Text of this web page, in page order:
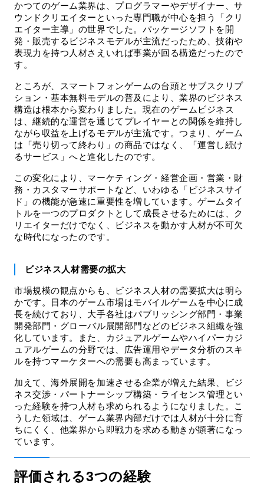
かつてのゲーム業界は、プログラマーやデザイナー、サ
ウンドクリエイターといった専門職が中心を担う「クリ
エイター主導」の世界でした。パッケージソフトを開
発・販売するビジネスモデルが主流だったため、技術や
表現力を持つ人材さえいれば事業が回る構造だったので
す。
ところが、スマートフォンゲームの台頭とサブスクリプ
ション・基本無料モデルの普及により、業界のビジネス
構造は根本から変わりました。現在のゲームビジネス
は、継続的な運営を通じてプレイヤーとの関係を維持し
ながら収益を上げるモデルが主流です。つまり、ゲーム
は「売り切って終わり」の商品ではなく、「運営し続け
るサービス」へと進化したのです。
この変化により、マーケティング・経営企画・営業・財
務・カスタマーサポートなど、いわゆる「ビジネスサイ
ド」の機能が急速に重要性を増しています。ゲームタイ
トルを一つのプロダクトとして成長させるためには、ク
リエイターだけでなく、ビジネスを動かす人材が不可欠
な時代になったのです。
ビジネス人材需要の拡大
市場規模の観点からも、ビジネス人材の需要拡大は明ら
かです。日本のゲーム市場はモバイルゲームを中心に成
長を続けており、大手各社はパブリッシング部門・事業
開発部門・グローバル展開部門などのビジネス組織を強
化しています。また、カジュアルゲームやハイパーカジ
ュアルゲームの分野では、広告運用やデータ分析のスキ
ルを持つマーケターへの需要も高まっています。
加えて、海外展開を加速させる企業が増えた結果、ビジ
ネス交渉・パートナーシップ構築・ライセンス管理とい
った経験を持つ人材も求められるようになりました。こ
うした領域は、ゲーム業界内部だけでは人材が十分に育
ちにくく、他業界から即戦力を求める動きが顕著になっ
ています。
評価される3つの経験